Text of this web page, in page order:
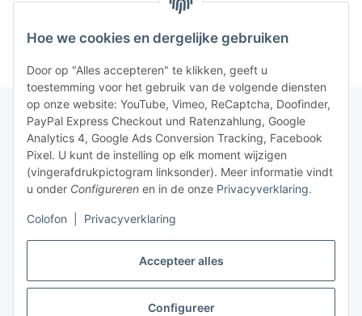
Accepteer alles
Configureer
Hoe we cookies en dergelijke gebruiken
Door op "Alles accepteren" te klikken, geeft u
toestemming voor het gebruik van de volgende diensten
op onze website: YouTube, Vimeo, ReCaptcha, Doofinder,
PayPal Express Checkout und Ratenzahlung, Google
Analytics 4, Google Ads Conversion Tracking, Facebook
Pixel. U kunt de instelling op elk moment wijzigen
(vingerafdrukpictogram linksonder). Meer informatie vindt
u onder Configureren en in de onze Privacyverklaring.
Colofon Privacyverklaring